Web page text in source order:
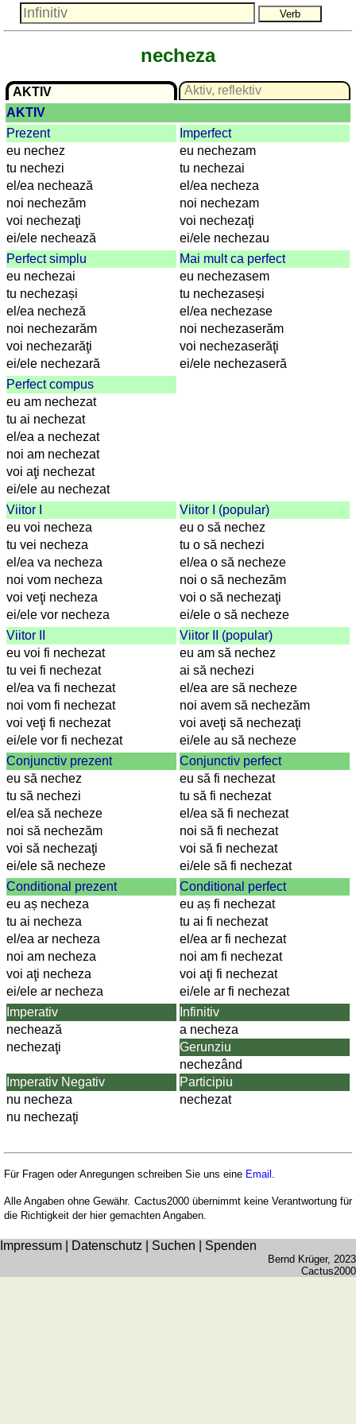
Niederländisch
Spanisch
Nützliches
Umrechner
Autokennzeichen
Sonnenstand
Fahrradtouren
Reisewortschatz
SPIELE
Geografie
Küstenquiz
Geografiequiz
Länderquiz
Flüsse-
und
Städtequiz
Flaggen-,
Wappen-
und
Münzenquiz
Städte-
und
Länderquiz
weitere
Spiele
Gehirntraining
Rechentrainer
Puzzle
Quiz
Suchbild
Tierquiz
necheza
AKTIV
Aktiv, reflektiv
AKTIV
Prezent
eu nechez
tu nechezi
el/ea nechează
noi nechezăm
voi nechezaţi
ei/ele nechează
Imperfect
eu nechezam
tu nechezai
el/ea necheza
noi nechezam
voi nechezaţi
ei/ele nechezau
Perfect simplu
eu nechezai
tu nechezași
el/ea necheză
noi nechezarăm
voi nechezarăţi
ei/ele nechezară
Mai mult ca perfect
eu nechezasem
tu nechezaseși
el/ea nechezase
noi nechezaserăm
voi nechezaserăţi
ei/ele nechezaseră
Perfect compus
eu am nechezat
tu ai nechezat
el/ea a nechezat
noi am nechezat
voi aţi nechezat
ei/ele au nechezat
Viitor I
eu voi necheza
tu vei necheza
el/ea va necheza
noi vom necheza
voi veţi necheza
ei/ele vor necheza
Viitor I (popular)
eu o să nechez
tu o să nechezi
el/ea o să necheze
noi o să nechezăm
voi o să nechezaţi
ei/ele o să necheze
Viitor II
eu voi fi nechezat
tu vei fi nechezat
el/ea va fi nechezat
noi vom fi nechezat
voi veţi fi nechezat
ei/ele vor fi nechezat
Viitor II (popular)
eu am să nechez
ai să nechezi
el/ea are să necheze
noi avem să nechezăm
voi aveţi să nechezaţi
ei/ele au să necheze
Conjunctiv prezent
eu să nechez
tu să nechezi
el/ea să necheze
noi să nechezăm
voi să nechezaţi
ei/ele să necheze
Conjunctiv perfect
eu să fi nechezat
tu să fi nechezat
el/ea să fi nechezat
noi să fi nechezat
voi să fi nechezat
ei/ele să fi nechezat
Conditional prezent
eu aș necheza
tu ai necheza
el/ea ar necheza
noi am necheza
voi aţi necheza
ei/ele ar necheza
Conditional perfect
eu aș fi nechezat
tu ai fi nechezat
el/ea ar fi nechezat
noi am fi nechezat
voi aţi fi nechezat
ei/ele ar fi nechezat
Imperativ
nechează
nechezaţi
Imperativ Negativ
nu necheza
nu nechezaţi
Infinitiv
a necheza
Gerunziu
nechezând
Participiu
nechezat
Für Fragen oder Anregungen schreiben Sie uns eine Email .
Alle Angaben ohne Gewähr. Cactus2000 übernimmt keine Verantwortung für
die Richtigkeit der hier gemachten Angaben.
Impressum Datenschutz Suchen Spenden
Bernd Krüger, 2023
Cactus2000